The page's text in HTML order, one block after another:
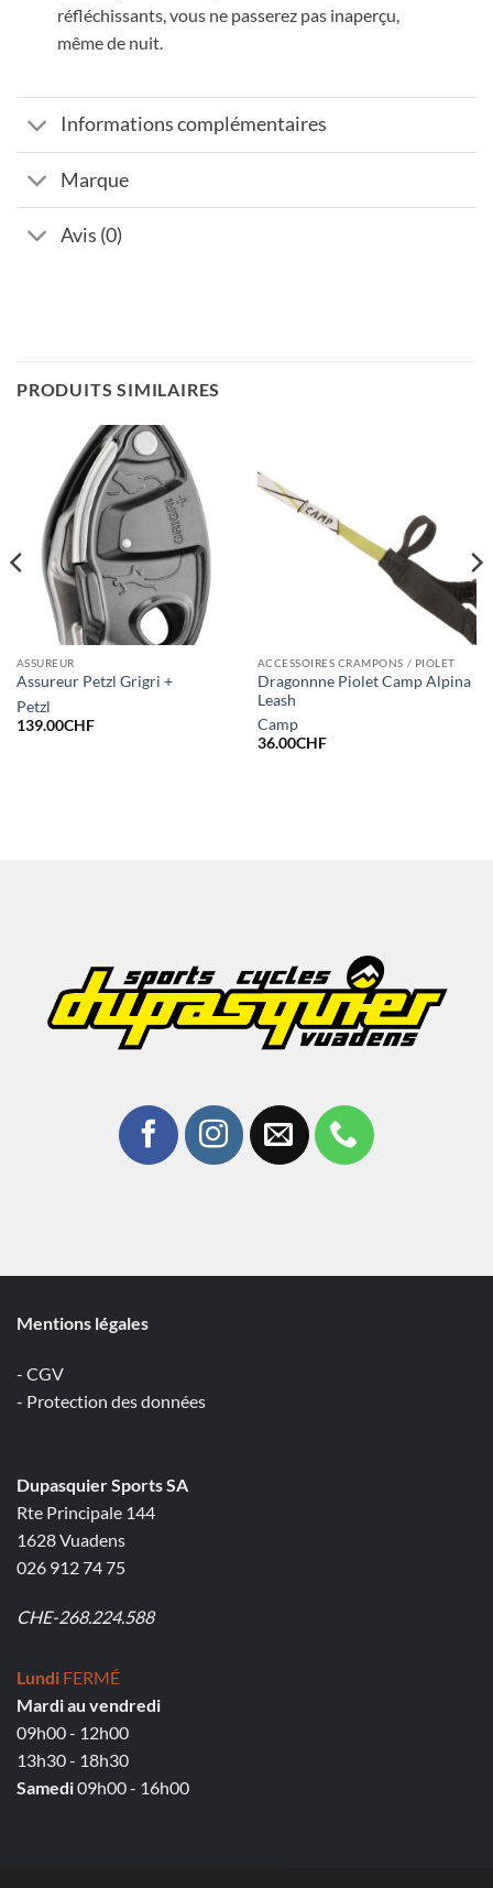
réfléchissants, vous ne passerez pas inaperçu,
même de nuit.
Informations complémentaires
Marque
Avis (0)
PRODUITS SIMILAIRES
ASSUREUR
Assureur Petzl Grigri +
Petzl
139.00CHF
ACCESSOIRES CRAMPONS / PIOLET
Dragonnne Piolet Camp Alpina
Leash
Camp
36.00CHF
Mentions légales
- CGV
- Protection des données
Dupasquier Sports SA
Rte Principale 144
1628 Vuadens
026 912 74 75
CHE-268.224.588
Lundi FERMÉ
Mardi au vendredi
09h00 - 12h00
13h30 - 18h30
Samedi09h00 - 16h00